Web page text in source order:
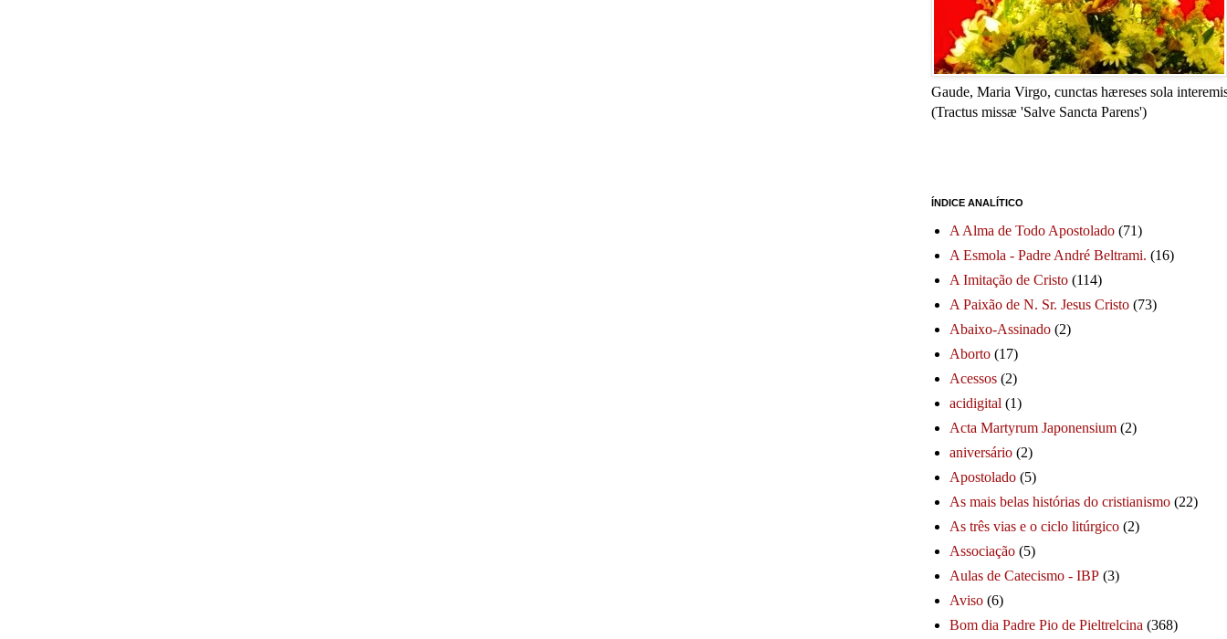
Gaude, Maria Virgo, cunctas hæreses sola
(Tractus missæ 'Salve Sancta Parens')
ÍNDICE ANALÍTICO
A Alma de Todo Apostolado (71)
A Esmola - Padre André Beltrami. (16)
A Imitação de Cristo (114)
A Paixão de N. Sr. Jesus Cristo (73)
Abaixo-Assinado (2)
Aborto (17)
Acessos (2)
acidigital (1)
Acta Martyrum Japonensium (2)
aniversário (2)
Apostolado (5)
As mais belas histórias do cristianismo (22)
As três vias e o ciclo litúrgico (2)
Associação (5)
Aulas de Catecismo - IBP (3)
Aviso (6)
Bom dia Padre Pio de Pieltrelcina (368)